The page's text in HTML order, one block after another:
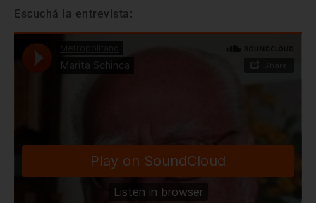
Escuchá la entrevista: